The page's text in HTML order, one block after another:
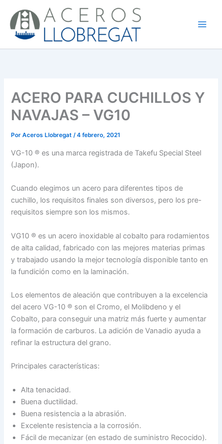
contenido
ACERO PARA CUCHILLOS Y
NAVAJAS – VG10
PorAceros Llobregat/4 febrero, 2021
VG-10 ® es una marca registrada de Takefu Special Steel
(Japon).
Cuando elegimos un acero para diferentes tipos de
cuchillo, los requisitos finales son diversos, pero los pre-
requisitos siempre son los mismos.
VG10 ® es un acero inoxidable al cobalto para rodamientos
de alta calidad, fabricado con las mejores materias primas
y trabajado usando la mejor tecnología disponible tanto en
la fundición como en la laminación.
Los elementos de aleación que contribuyen a la excelencia
del acero VG-10 ® son el Cromo, el Molibdeno y el
Cobalto, para conseguir una matriz más fuerte y aumentar
la formación de carburos. La adición de Vanadio ayuda a
refinar la estructura del grano.
Principales características:
Alta tenacidad.
Buena ductilidad.
Buena resistencia a la abrasión.
Excelente resistencia a la corrosión.
Fácil de mecanizar (en estado de suministro Recocido).